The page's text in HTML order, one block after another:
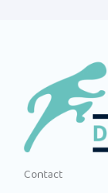
Contact